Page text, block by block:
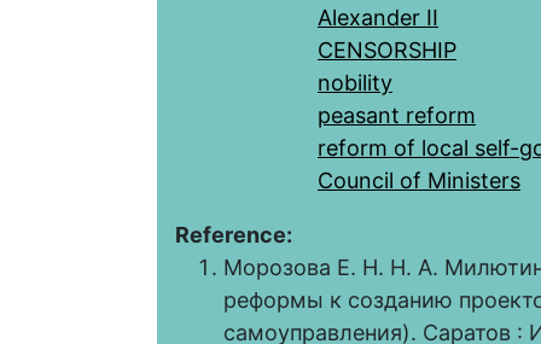
Alexander II
CENSORSHIP
nobility
peasant reform
reform of local self-
Council of Ministers
Reference:
Морозова Е. Н. Н. А.
реформы к созданию
самоуправления). Саратов :